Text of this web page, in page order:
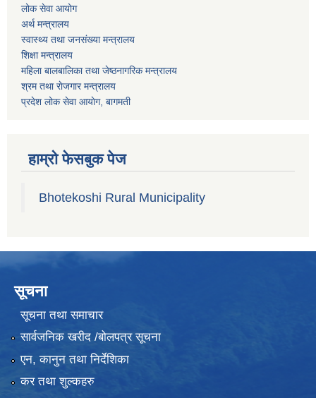
लोक सेवा आयोग
अर्थ मन्त्रालय
स्वास्थ्य तथा जनस‌ंख्या मन्त्रालय
शिक्षा मन्त्रालय
महिला बालबालिका तथा जेष्ठनागरिक मन्त्रालय
श्रम तथा राेजगार मन्त्रालय
प्रदेश लोक सेवा आयाेग, बागमती
हाम्रो फेसबुक पेज
Bhotekoshi Rural Municipality
सूचना
सूचना तथा समाचार
सार्वजनिक खरीद /बोलपत्र सूचना
एन, कानुन तथा निर्देशिका
कर तथा शुल्कहरु